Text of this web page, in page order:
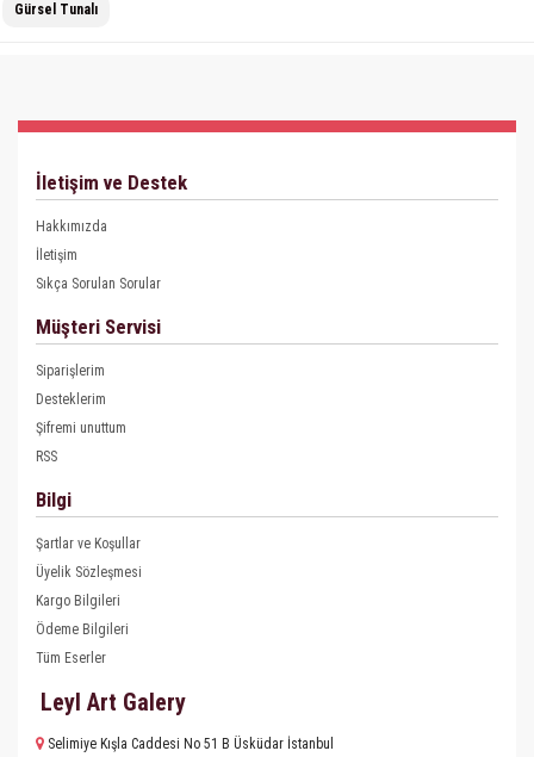
Gürsel Tunalı
İletişim ve Destek
Hakkımızda
İletişim
Sıkça Sorulan Sorular
Müşteri Servisi
Siparişlerim
Desteklerim
Şifremi unuttum
RSS
Bilgi
Şartlar ve Koşullar
Üyelik Sözleşmesi
Kargo Bilgileri
Ödeme Bilgileri
Tüm Eserler
Leyl Art Galery
Selimiye Kışla Caddesi No 51 B Üsküdar İstanbul